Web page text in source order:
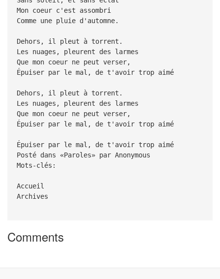
Mon coeur c'est assombri
Comme une pluie d'automne.
Dehors, il pleut à torrent.
Les nuages, pleurent des larmes
Que mon coeur ne peut verser,
Épuiser par le mal, de t'avoir trop aimé
Dehors, il pleut à torrent.
Les nuages, pleurent des larmes
Que mon coeur ne peut verser,
Épuiser par le mal, de t'avoir trop aimé
Épuiser par le mal, de t'avoir trop aimé
Posté dans «Paroles» par Anonymous
Mots-clés:
Accueil
Archives
Comments